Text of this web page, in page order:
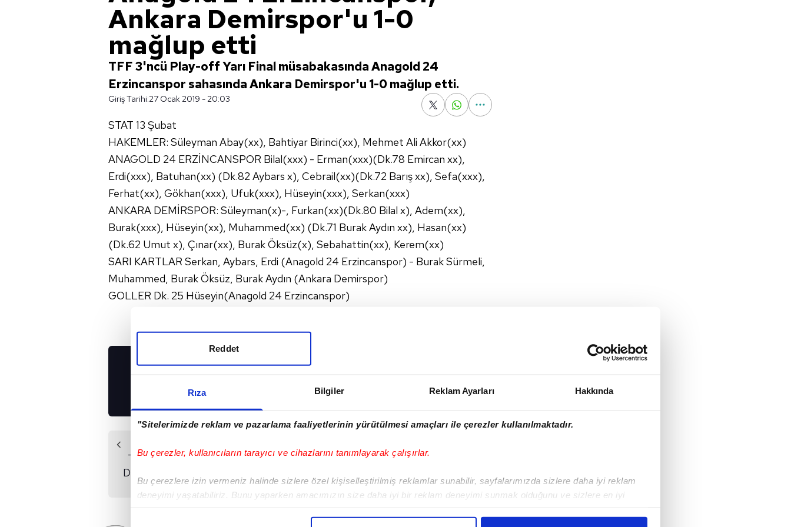
Rıza Bilgiler Reklam Ayarları Hakkında
"Sitelerimizde reklam ve pazarlama faaliyetlerinin yürütülmesi amaçları ile çerezler kullanılmaktadır.
Bu çerezler, kullanıcıların tarayıcı ve cihazlarını tanımlayarak çalışırlar.
Bu çerezlere izin vermeniz halinde sizlere özel kişiselleştirilmiş reklamlar sunabilir, sayfalarımızda sizlere daha iyi reklam
deneyimi yaşatabiliriz. Bunu yaparken amacımızın size daha iyi bir reklam deneyimi sunmak olduğunu ve sizlere en iyi
Reddet
Ankara Demirspor'u 1-0
mağlup etti
TFF 3'ncü Play-off Yarı Final müsabakasında Anagold 24
Erzincanspor sahasında Ankara Demirspor'u 1-0 mağlup etti.
Giriş Tarihi:27 Ocak 2019 - 20:03
STAT 13 Şubat
HAKEMLER: Süleyman Abay(xx), Bahtiyar Birinci(xx), Mehmet Ali Akkor(xx)
ANAGOLD 24 ERZİNCANSPOR Bilal(xxx) - Erman(xxx)(Dk.78 Emircan xx),
Erdi(xxx), Batuhan(xx) (Dk.82 Aybars x), Cebrail(xx)(Dk.72 Barış xx), Sefa(xxx),
Ferhat(xx), Gökhan(xxx), Ufuk(xxx), Hüseyin(xxx), Serkan(xxx)
ANKARA DEMİRSPOR: Süleyman(x)-, Furkan(xx)(Dk.80 Bilal x), Adem(xx),
Burak(xxx), Hüseyin(xx), Muhammed(xx) (Dk.71 Burak Aydın xx), Hasan(xx)
(Dk.62 Umut x), Çınar(xx), Burak Öksüz(x), Sebahattin(xx), Kerem(xx)
SARI KARTLAR Serkan, Aybars, Erdi (Anagold 24 Erzincanspor) - Burak Sürmeli,
Muhammed, Burak Öksüz, Burak Aydın (Ankara Demirspor)
GOLLER Dk. 25 Hüseyin(Anagold 24 Erzincanspor)
UYGULAMALARIMIZI
Tire 1922 sahasında
Diyarbekirspor'u 1-0
ile geçti
Kızılcabölükspor-
Belediyespor
mücadelesinden gol
sesi çıkmadı